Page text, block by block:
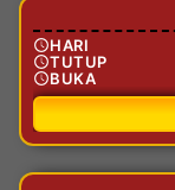
HARI
TUTUP
BUKA